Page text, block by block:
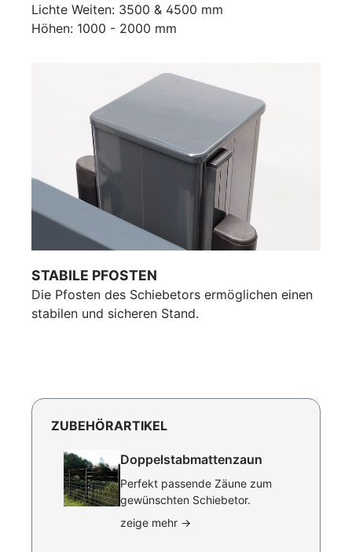
Lichte Weiten: 3500 & 4500 mm
Höhen: 1000 - 2000 mm
STABILE PFOSTEN
Die Pfosten des Schiebetors ermöglichen einen
stabilen und sicheren Stand.
ZUBEHÖRARTIKEL
Doppelstabmattenzaun
Perfekt passende Zäune zum
gewünschten Schiebetor.
zeige mehr →